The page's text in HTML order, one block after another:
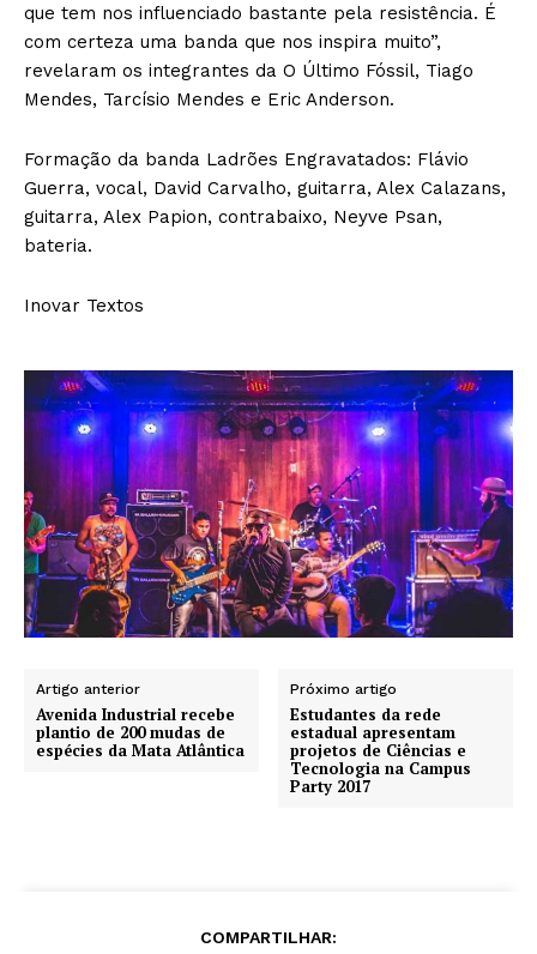
que tem nos influenciado bastante pela resistência. É
com certeza uma banda que nos inspira muito”,
revelaram os integrantes da O Último Fóssil, Tiago
Mendes, Tarcísio Mendes e Eric Anderson.
Formação da banda Ladrões Engravatados: Flávio
Guerra, vocal, David Carvalho, guitarra, Alex Calazans,
guitarra, Alex Papion, contrabaixo, Neyve Psan,
bateria.
Inovar Textos
Artigo anterior
Avenida Industrial recebe
plantio de 200 mudas de
espécies da Mata Atlântica
Próximo artigo
Estudantes da rede
estadual apresentam
projetos de Ciências e
Tecnologia na Campus
Party 2017
COMPARTILHAR: